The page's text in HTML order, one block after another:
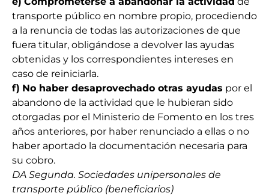
transporte público en nombre propio, procediendo
a la renuncia de todas las autorizaciones de que
fuera titular, obligándose a devolver las ayudas
obtenidas y los correspondientes intereses en
caso de reiniciarla.
f) No haber desaprovechado otras ayudas por el
abandono de la actividad que le hubieran sido
otorgadas por el Ministerio de Fomento en los tres
años anteriores, por haber renunciado a ellas o no
haber aportado la documentación necesaria para
su cobro.
DA Segunda. Sociedades unipersonales de
transporte público (beneficiarios)